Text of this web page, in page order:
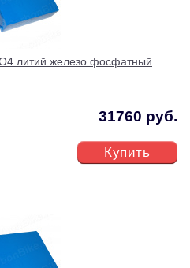
литий железо фосфатный
31760 руб.
Купить